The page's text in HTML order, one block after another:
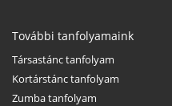
További tanfolyamaink
Társastánc tanfolyam
Kortárstánc tanfolyam
Zumba tanfolyam